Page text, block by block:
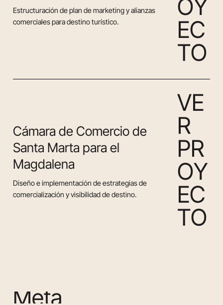
Estructuración de plan de marketing y alianzas
comerciales para destino turístico.
OY
EC
TO
Cámara de Comercio de
Santa Marta para el
Magdalena
Diseño e implementación de estrategias de
comercialización y visibilidad de destino.
VE
R
PR
OY
EC
TO
Meta